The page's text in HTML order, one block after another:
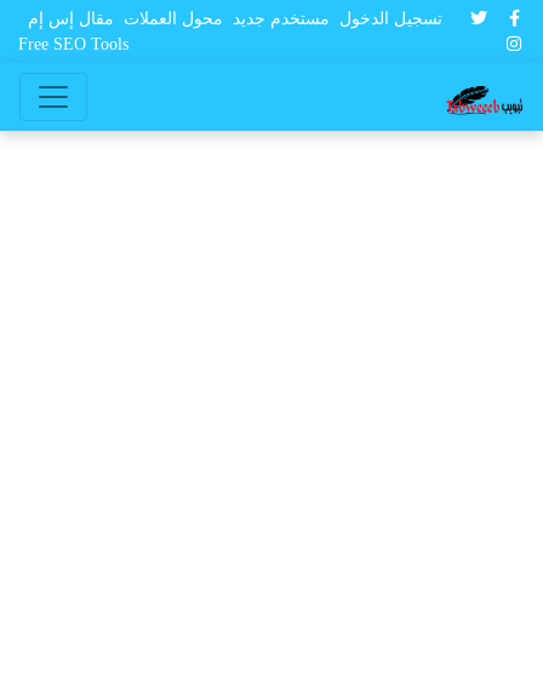
تسجيل الدخول مستخدم جديد محول العملات
مقال إس إم
Free SEO Tools